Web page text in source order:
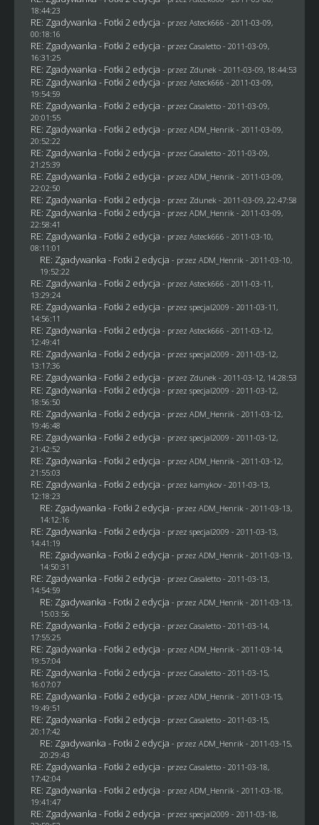
18:44:23
RE: Zgadywanka - Fotki 2 edycja - przez Asteck666 - 2011-03-09,
00:18:16
RE: Zgadywanka - Fotki 2 edycja - przez Casaletto- 2011-03-09,
16:31:25
RE: Zgadywanka - Fotki 2 edycja - przez Zdunek - 2011-03-09, 18:44:53
RE: Zgadywanka - Fotki 2 edycja - przez Asteck666 - 2011-03-09,
19:54:59
RE: Zgadywanka - Fotki 2 edycja - przez Casaletto- 2011-03-09,
20:01:55
RE: Zgadywanka - Fotki 2 edycja - przez ADM_Henrik - 2011-03-09,
20:52:22
RE: Zgadywanka - Fotki 2 edycja - przez Casaletto- 2011-03-09,
21:25:39
RE: Zgadywanka - Fotki 2 edycja - przez ADM_Henrik - 2011-03-09,
22:02:50
RE: Zgadywanka - Fotki 2 edycja - przez Zdunek - 2011-03-09, 22:47:58
RE: Zgadywanka - Fotki 2 edycja - przez ADM_Henrik - 2011-03-09,
22:58:41
RE: Zgadywanka - Fotki 2 edycja - przez Asteck666 - 2011-03-10,
08:11:01
RE: Zgadywanka - Fotki 2 edycja - przez ADM_Henrik - 2011-03-10,
19:52:22
RE: Zgadywanka - Fotki 2 edycja - przez Asteck666 - 2011-03-11,
13:29:24
RE: Zgadywanka - Fotki 2 edycja - przez specjal2009 - 2011-03-11,
14:56:11
RE: Zgadywanka - Fotki 2 edycja - przez Asteck666 - 2011-03-12,
12:49:41
RE: Zgadywanka - Fotki 2 edycja - przez specjal2009 - 2011-03-12,
13:17:36
RE: Zgadywanka - Fotki 2 edycja - przez Zdunek - 2011-03-12, 14:28:53
RE: Zgadywanka - Fotki 2 edycja - przez specjal2009 - 2011-03-12,
18:56:50
RE: Zgadywanka - Fotki 2 edycja - przez ADM_Henrik - 2011-03-12,
19:46:48
RE: Zgadywanka - Fotki 2 edycja - przez specjal2009 - 2011-03-12,
21:42:52
RE: Zgadywanka - Fotki 2 edycja - przez ADM_Henrik - 2011-03-12,
21:55:03
RE: Zgadywanka - Fotki 2 edycja - przez kamykov- 2011-03-13,
12:18:23
RE: Zgadywanka - Fotki 2 edycja - przez ADM_Henrik - 2011-03-13,
14:12:16
RE: Zgadywanka - Fotki 2 edycja - przez specjal2009 - 2011-03-13,
14:41:19
RE: Zgadywanka - Fotki 2 edycja - przez ADM_Henrik - 2011-03-13,
14:50:31
RE: Zgadywanka - Fotki 2 edycja - przez Casaletto- 2011-03-13,
14:54:59
RE: Zgadywanka - Fotki 2 edycja - przez ADM_Henrik - 2011-03-13,
15:03:56
RE: Zgadywanka - Fotki 2 edycja - przez Casaletto- 2011-03-14,
17:55:25
RE: Zgadywanka - Fotki 2 edycja - przez ADM_Henrik - 2011-03-14,
19:57:04
RE: Zgadywanka - Fotki 2 edycja - przez Casaletto- 2011-03-15,
16:07:07
RE: Zgadywanka - Fotki 2 edycja - przez ADM_Henrik - 2011-03-15,
19:49:51
RE: Zgadywanka - Fotki 2 edycja - przez Casaletto- 2011-03-15,
20:17:42
RE: Zgadywanka - Fotki 2 edycja - przez ADM_Henrik - 2011-03-15,
20:29:43
RE: Zgadywanka - Fotki 2 edycja - przez Casaletto- 2011-03-18,
17:42:04
RE: Zgadywanka - Fotki 2 edycja - przez ADM_Henrik - 2011-03-18,
19:41:47
RE: Zgadywanka - Fotki 2 edycja - przez specjal2009 - 2011-03-18,